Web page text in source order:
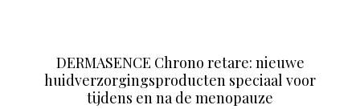
DERMASENCE Chrono retare: nieuwe
huidverzorgingsproducten speciaal voor
tijdens en na de menopauze